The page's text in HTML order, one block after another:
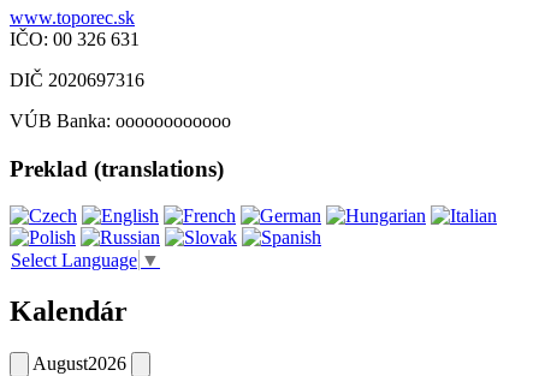
www.toporec.sk
IČO: 00 326 631
DIČ 2020697316
VÚB Banka: oooooooooooo
Preklad (translations)
Select Language ▼
Kalendár
August2026